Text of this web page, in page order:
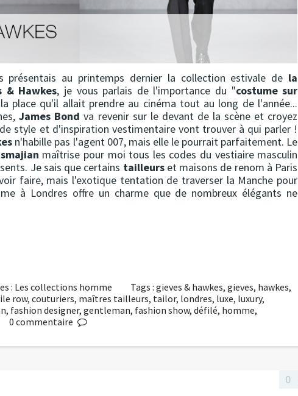
présentais au printemps dernier la collection estivale de la
& Hawkes, je vous parlais de l'importance du "costume sur
place qu'il allait prendre au cinéma tout au long de l'année...
James Bond va revenir sur le devant de la scène et croyez
style et d'inspiration vestimentaire vont trouver à qui parler !
n'habille pas l'agent 007, mais elle le pourrait parfaitement. Le
maîtrise pour moi tous les codes du vestiaire masculin
Je sais que certains tailleurset maisons de renom à Paris
faire, mais l'exotique tentation de traverser la Manche pour
à Londres offre un charme que de nombreux élégants ne
: Les collections homme Tags :gieves & hawkes,gieves, hawkes,
row, couturiers, maîtres tailleurs, tailor, londres, luxe, luxury,
, fashion designer, gentleman, fashion show, défilé, homme,
0 commentaire
0